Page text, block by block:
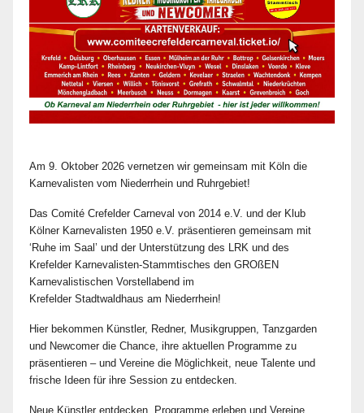
Am 9. Oktober 2026 vernetzen wir gemeinsam mit Köln die
Karnevalisten vom Niederrhein und Ruhrgebiet!
Das Comité Crefelder Carneval von 2014 e.V. und der Klub
Kölner Karnevalisten 1950 e.V. präsentieren gemeinsam mit
‘Ruhe im Saal’ und der Unterstützung des LRK und des
Krefelder Karnevalisten-Stammtisches den GROßEN
Karnevalistischen Vorstellabend im
Krefelder Stadtwaldhaus am Niederrhein!
Hier bekommen Künstler, Redner, Musikgruppen, Tanzgarden
und Newcomer die Chance, ihre aktuellen Programme zu
präsentieren – und Vereine die Möglichkeit, neue Talente und
frische Ideen für ihre Session zu entdecken.
Neue Künstler entdecken, Programme erleben und Vereine